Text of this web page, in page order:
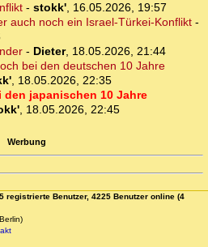
- stokk', 16.05.2026, 19:57
auch noch ein Israel-Türkei-Konflikt-
- Dieter, 18.05.2026, 21:44
bei den deutschen 10 Jahre
, 18.05.2026, 22:35
den japanischen 10 Jahre
, 18.05.2026, 22:45
Werbung
registrierte Benutzer, 4225 Benutzer online (4